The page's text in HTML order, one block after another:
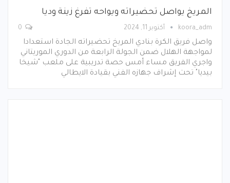
المريخ يواصل تحضيراته ويواحه تفرغ زينة وديا
koora_adm أكتوبر 11, 2024
واصل فريق الكرة بنادي المريخ تحضيراته الجادة استعدادا
لمواجهة الهلال ضمن الجولة الرابعة من الدوري الموريتاني
واجري الفريق مساء أمس حصة تدريبية على ملعب "شيخا
بيديا" تحت إشراف جهازه الفني بقيادة الايطالي